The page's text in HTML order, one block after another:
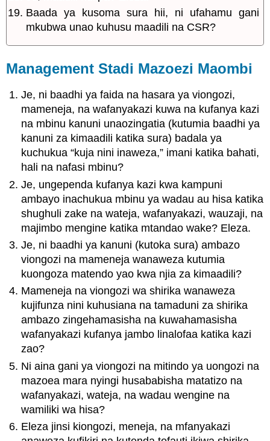
Baada ya kusoma sura hii, ni ufahamu gani
mkubwa unao kuhusu maadili na CSR?
Management Stadi Mazoezi Maombi
Je, ni baadhi ya faida na hasara ya viongozi,
mameneja, na wafanyakazi kuwa na kufanya kazi
na mbinu kanuni unaozingatia (kutumia baadhi ya
kanuni za kimaadili katika sura) badala ya
kuchukua “kuja nini inaweza,” imani katika bahati,
hali na nafasi mbinu?
Je, ungependa kufanya kazi kwa kampuni
ambayo inachukua mbinu ya wadau au hisa katika
shughuli zake na wateja, wafanyakazi, wauzaji, na
majimbo mengine katika mtandao wake? Eleza.
Je, ni baadhi ya kanuni (kutoka sura) ambazo
viongozi na mameneja wanaweza kutumia
kuongoza matendo yao kwa njia za kimaadili?
Mameneja na viongozi wa shirika wanaweza
kujifunza nini kuhusiana na tamaduni za shirika
ambazo zingehamasisha na kuwahamasisha
wafanyakazi kufanya jambo linalofaa katika kazi
zao?
Ni aina gani ya viongozi na mitindo ya uongozi na
mazoea mara nyingi husababisha matatizo na
wafanyakazi, wateja, na wadau wengine na
wamiliki wa hisa?
Eleza jinsi kiongozi, meneja, na mfanyakazi